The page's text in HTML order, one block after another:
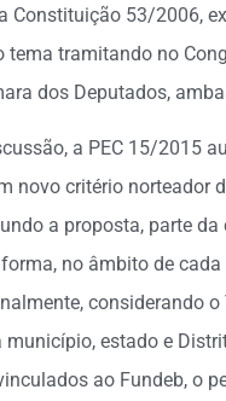
Constituição 53/2006,
tramitando no
dos Deputados,
a PEC 15/2015
novo critério
a proposta, parte
no âmbito de
considerando
estado e
ao Fundeb, o